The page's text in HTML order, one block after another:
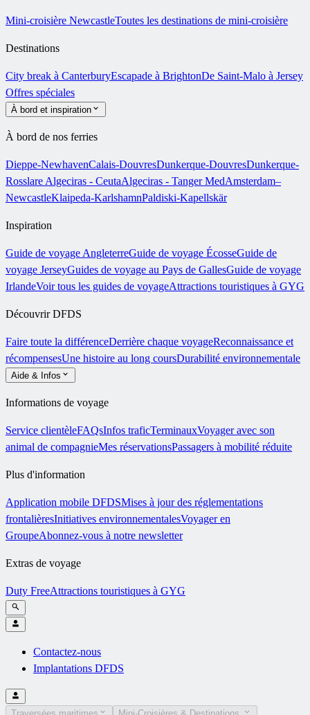
Mini-croisière NewcastleToutes les destinations de mini-croisière
Destinations
City break à CanterburyEscapade à BrightonDe Saint-Malo à Jersey
Offres spéciales
À bord et inspiration
À bord de nos ferries
Dieppe-NewhavenCalais-DouvresDunkerque-DouvresDunkerque-
Rosslare Algeciras - CeutaAlgeciras - Tanger MedAmsterdam–
NewcastleKlaipeda-KarlshamnPaldiski-Kapellskär
Inspiration
Guide de voyage AngleterreGuide de voyage ÉcosseGuide de
voyage JerseyGuides de voyage au Pays de GallesGuide de voyage
IrlandeVoir tous les guides de voyageAttractions touristiques à GYG
Découvrir DFDS
Faire toute la différenceDerrière chaque voyageReconnaissance et
récompensesUne histoire au long coursDurabilité environnementale
Aide & Infos
Informations de voyage
Service clientèleFAQsInfos traficTerminauxVoyager avec son
animal de compagnieMes réservationsPassagers à mobilité réduite
Plus d'information
Application mobile DFDSMises à jour des réglementations
frontalièresInitiatives environnementalesVoyager en
GroupeAbonnez-vous à notre newsletter
Extras de voyage
Duty FreeAttractions touristiques à GYG
Contactez-nous
Implantations DFDS